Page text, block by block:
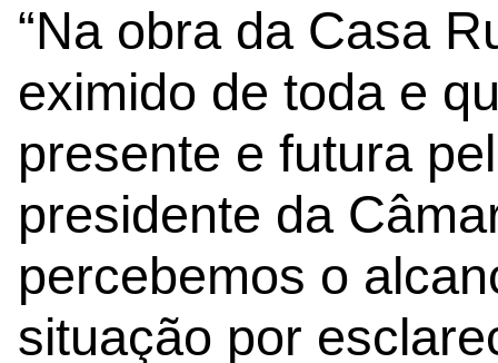
“Na obra da Casa
eximido de toda e
presente e futura
presidente da
percebemos o
situação por